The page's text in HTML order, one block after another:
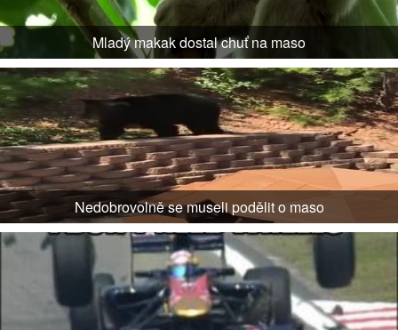
Mladý makak dostal chuť na maso
Nedobrovolně se museli podělit o maso